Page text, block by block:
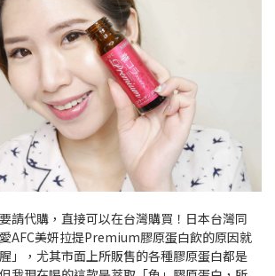
請代購，直接可以在台灣購買！日本台灣同
AFC美妍拉提Premium膠原蛋白飲的原因就
」，尤其市面上所販售的各種膠原蛋白都是